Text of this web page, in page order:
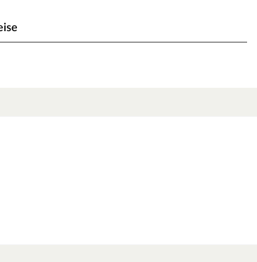
Holzpflaster, Sockelleisten usw.